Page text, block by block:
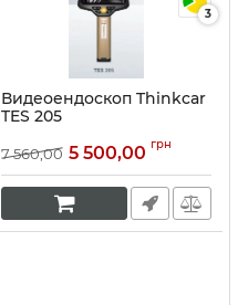
3
Видеоендоскоп Thinkcar
TES 205
7 560,00 5 500,00 грн